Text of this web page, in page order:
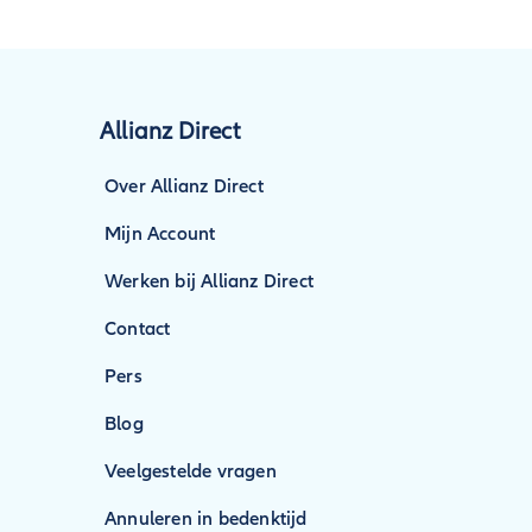
Allianz Direct
Over Allianz Direct
Mijn Account
Werken bij Allianz Direct
Contact
Pers
Blog
Veelgestelde vragen
Annuleren in bedenktijd